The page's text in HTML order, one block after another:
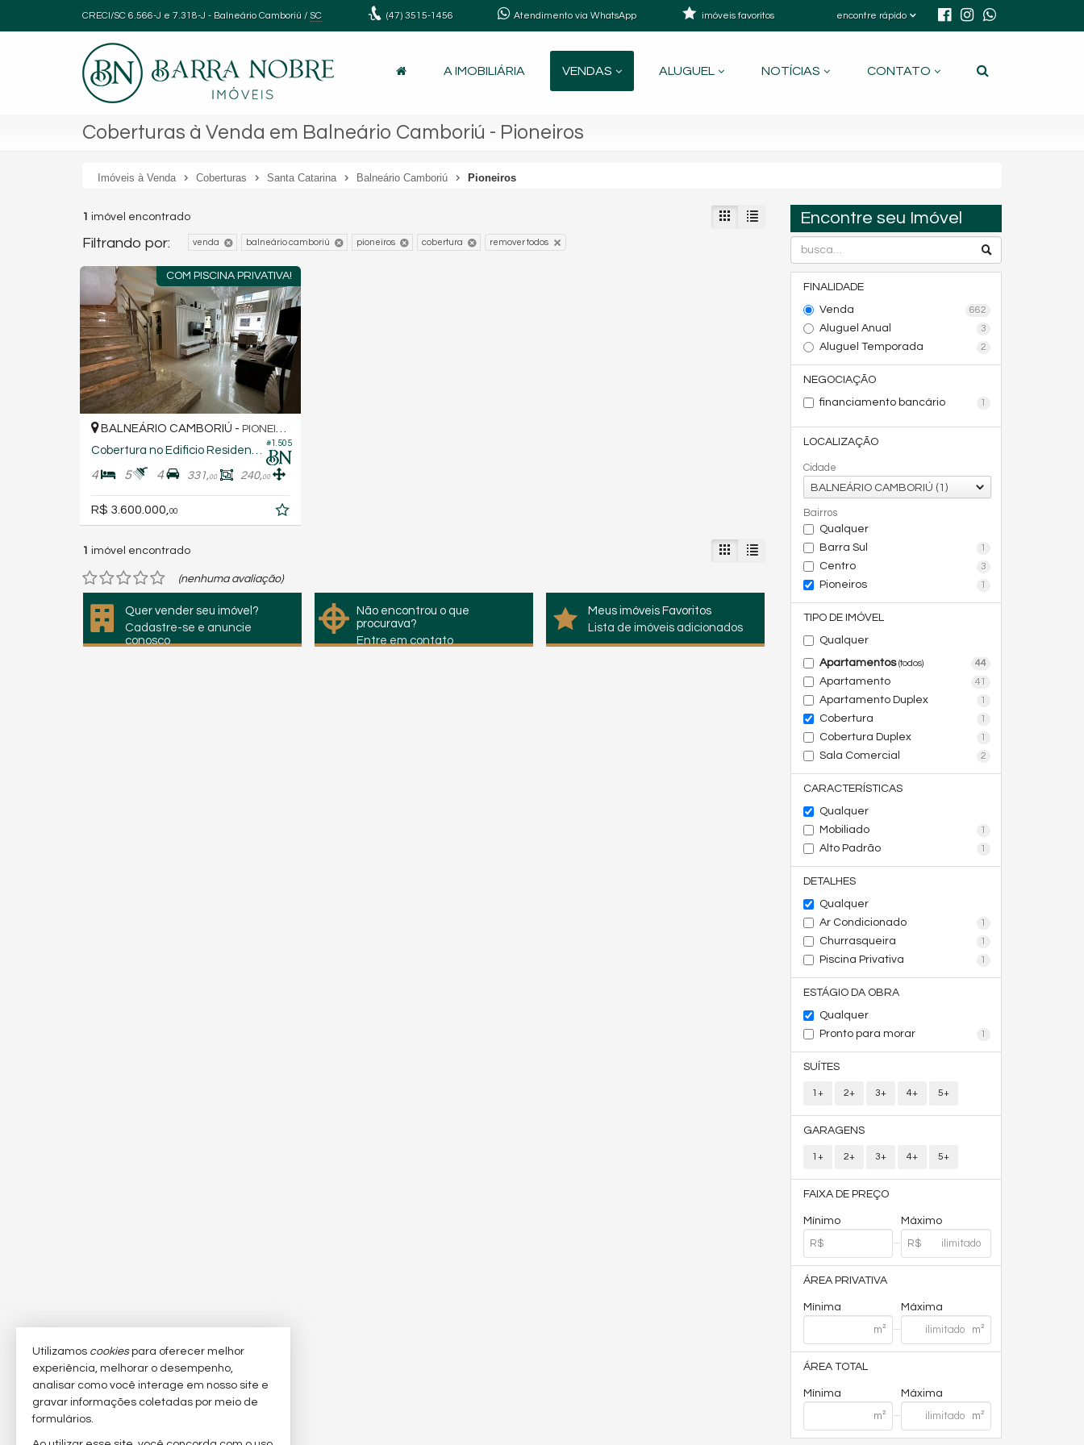
CRECI/SC 6.566-J e 7.318-J - Balneário Camboriú / SC (47)3515-1456 Atendimento via WhatsApp encontre rápido
imóveis favoritos
A IMOBILIÁRIA VENDAS ALUGUEL NOTÍCIAS CONTATO
Coberturas à Venda em Balneário Camboriú - Pioneiros
Imóveis à Venda Coberturas Santa Catarina Balneário Camboriú Pioneiros
Encontre seu Imóvel
FINALIDADE
Venda
662
Aluguel Anual 3
Aluguel Temporada 2
NEGOCIAÇÃO
financiamento bancário
1
LOCALIZAÇÃO
Cidade
BALNEÁRIO CAMBORIÚ (1)
Bairros
Qualquer
Barra Sul
1
Centro 3
Pioneiros 1
TIPO DE IMÓVEL
Qualquer
Apartamentos(todos) 44
Apartamento 41
Apartamento Duplex 1
Cobertura 1
Cobertura Duplex 1
Sala Comercial 2
CARACTERÍSTICAS
Qualquer
Mobiliado
1
Alto Padrão 1
DETALHES
Qualquer
Ar Condicionado
1
Churrasqueira 1
Piscina Privativa 1
ESTÁGIO DA OBRA
Qualquer
Pronto para morar
1
SUÍTES
1+ 2+ 3+ 4+ 5+
GARAGENS
1+ 2+ 3+ 4+ 5+
FAIXA DE PREÇO
Mínimo Máximo
ÁREA PRIVATIVA
Mínima Máxima
ÁREA TOTAL
Mínima Máxima
1 imóvel encontrado
Filtrando por: venda balneário camboriú pioneiros cobertura remover todos
COM PISCINA PRIVATIVA!
#1.505
BALNEÁRIO CAMBORIÚ - PIONEIROS
4 5 4 331,00 240,00
R$ 3.600.000, 00
1 imóvel encontrado
(nenhuma avaliação)
Quer vender seu imóvel?
Cadastre-se e anuncie
conosco
Não encontrou o que
procurava?
Entre em contato
Meus imóveis Favoritos
Lista de imóveis adicionados
Utilizamos cookiespara oferecer melhor
experiência, melhorar o desempenho,
analisar como você interage em nosso site e
gravar informações coletadas por meio de
formulários.